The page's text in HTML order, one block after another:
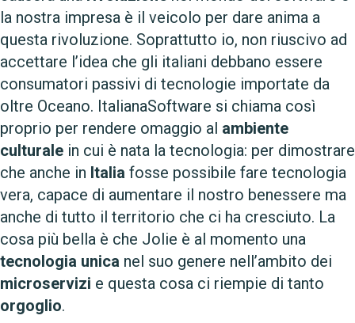
la nostra impresa è il veicolo per dare anima a
questa rivoluzione. Soprattutto io, non riuscivo ad
accettare l’idea che gli italiani debbano essere
consumatori passivi di tecnologie importate da
oltre Oceano. ItalianaSoftware si chiama così
proprio per rendere omaggio al ambiente
culturale in cui è nata la tecnologia: per dimostrare
che anche in Italia fosse possibile fare tecnologia
vera, capace di aumentare il nostro benessere ma
anche di tutto il territorio che ci ha cresciuto. La
cosa più bella è che Jolie è al momento una
tecnologia unica nel suo genere nell’ambito dei
microservizi e questa cosa ci riempie di tanto
orgoglio.